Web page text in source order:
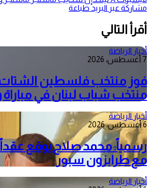
مشاركة عبر البريد طباعة
أقرأ التالي
أخبار الرياضة
7 أغسطس، 2026
فوز منتخب فلسطين الشتات
منتخب شباب لبنان في مباراة
أخبار الرياضة
6 أغسطس، 2026
رسمياً: محمد صلاح يوقع
مع طرابزون سبور
أخبار الرياضة